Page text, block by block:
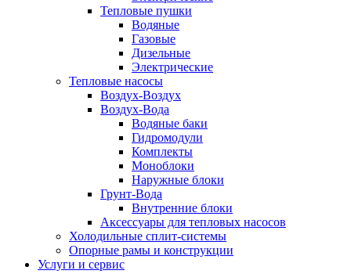
Тепловые пушки
Водяные
Газовые
Дизельные
Электрические
Тепловые насосы
Воздух-Воздух
Воздух-Вода
Водяные баки
Гидромодули
Комплекты
Моноблоки
Наружные блоки
Грунт-Вода
Внутренние блоки
Аксессуары для тепловых насосов
Холодильные сплит-системы
Опорные рамы и конструкции
Услуги и сервис